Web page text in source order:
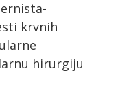
krvnih
hirurgiju